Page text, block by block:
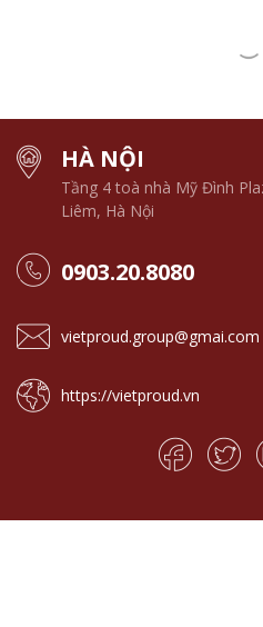
HÀ NỘI
Tầng 4 toà nhà Mỹ Đình
Liêm, Hà Nội
0903.20.8080
vietproud.group@gmai.com
https://vietproud.vn